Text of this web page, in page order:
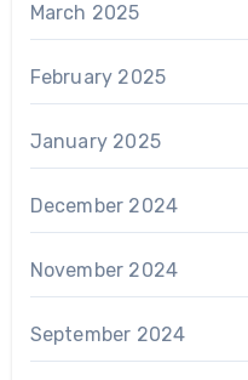
March 2025
February 2025
January 2025
December 2024
November 2024
September 2024